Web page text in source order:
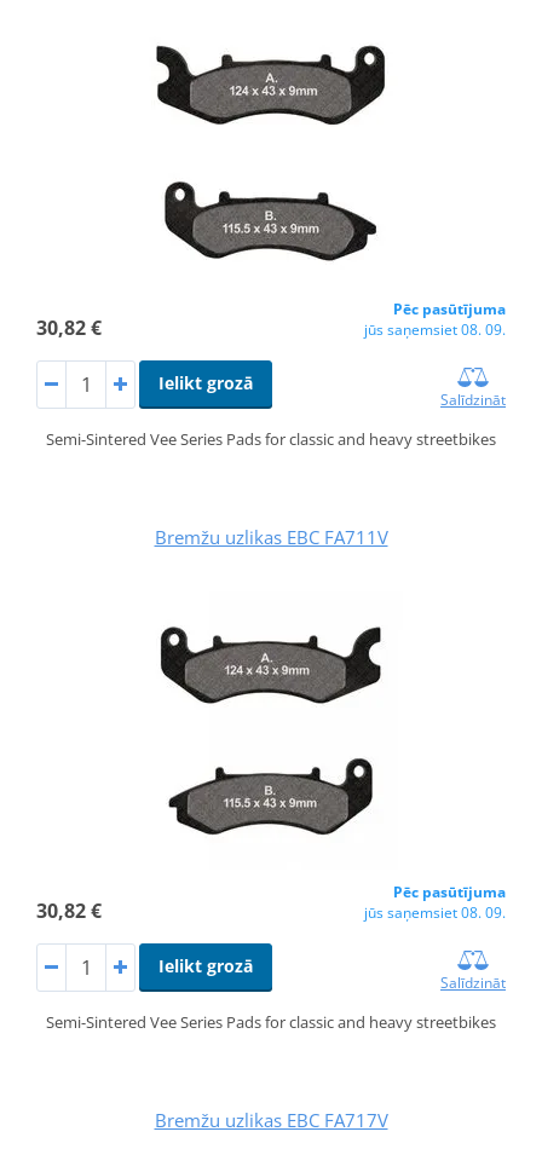
30,82 €
Pēc pasūtījuma
jūs saņemsiet 08. 09.
Ielikt grozā
Salīdzināt
Semi-Sintered Vee Series Pads for classic and heavy streetbikes
Bremžu uzlikas EBC FA711V
30,82 €
Pēc pasūtījuma
jūs saņemsiet 08. 09.
Ielikt grozā
Salīdzināt
Semi-Sintered Vee Series Pads for classic and heavy streetbikes
Bremžu uzlikas EBC FA717V